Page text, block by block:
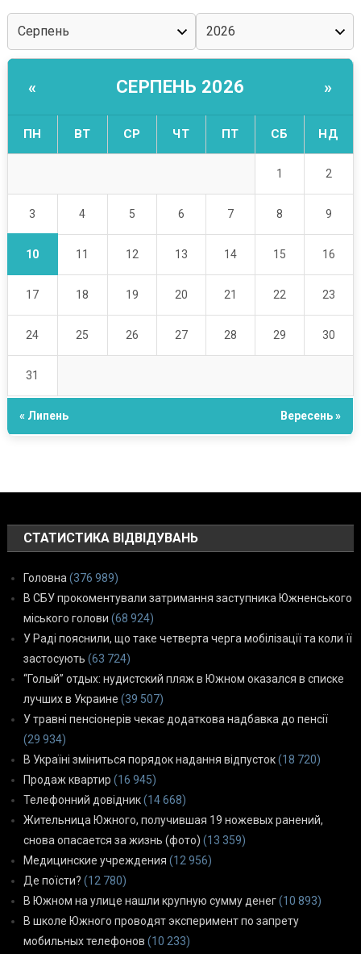
« СЕРПЕНЬ 2026 »
ПН ВТ СР ЧТ ПТ СБ НД
1 2
3 4 5 6 7 8 9
10 11 12 13 14 15 16
17 18 19 20 21 22 23
24 25 26 27 28 29 30
31
« Липень Вересень »
СТАТИСТИКА ВІДВІДУВАНЬ
Головна(376 989)
В СБУ прокоментували затримання заступника Южненського
міського голови (68 924)
У Раді пояснили, що таке четверта черга мобілізації та коли її
застосують (63 724)
“Голый” отдых: нудистский пляж в Южном оказался в списке
лучших в Украине (39 507)
У травні пенсіонерів чекає додаткова надбавка до пенсії
(29 934)
В Україні зміниться порядок надання відпусток(18 720)
Продаж квартир (16 945)
Телефонний довідник(14 668)
Жительница Южного, получившая 19 ножевых ранений,
снова опасается за жизнь (фото) (13 359)
Медицинские учреждения (12 956)
Де поїсти? (12 780)
В Южном на улице нашли крупную сумму денег(10 893)
В школе Южного проводят эксперимент по запрету
мобильных телефонов (10 233)